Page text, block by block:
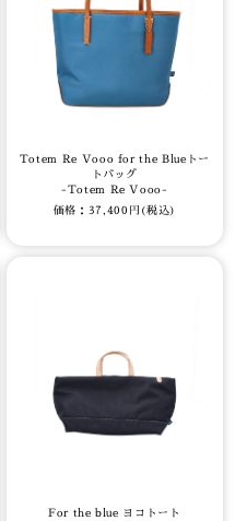
Totem Re Vooo for the Blueトー
トバッグ
-Totem Re Vooo-
価格：37,400円(税込)
For the blue ヨコトート